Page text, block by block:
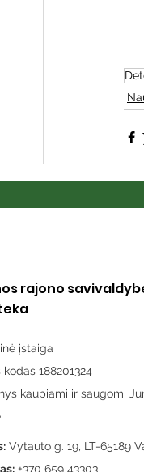
rajono
įstaiga
188201324
kaupiami ir saugomi
Vytauto g. 19, LT-65189
+370 659 43303